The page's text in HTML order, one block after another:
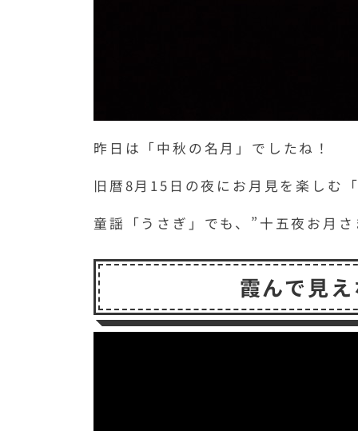
昨日は「中秋の名月」でしたね！
旧暦8月15日の夜にお月見を楽しむ
童謡「うさぎ」でも、”十五夜お月
霞んで見